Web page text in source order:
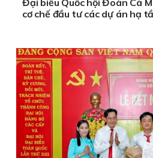
cơ chế đầu tư các dự án hạ